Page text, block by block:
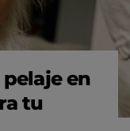
en
tu